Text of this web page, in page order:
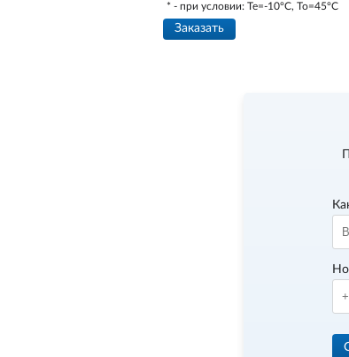
* - при условии: Te=-10ºC, To=45ºC
Заказать